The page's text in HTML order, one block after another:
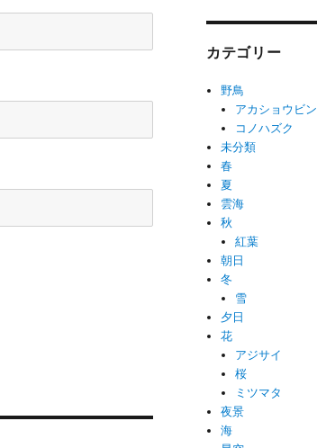
カテゴリー
野鳥
アカショウビン
コノハズク
未分類
春
夏
雲海
秋
紅葉
朝日
冬
雪
夕日
花
アジサイ
桜
ミツマタ
夜景
海